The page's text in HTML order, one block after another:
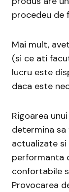
procedeu de
Mai mult,
(si ce ati
lucru este
daca este
Rigoarea
determina
actualizate
performanta
confortabile
Provocarea